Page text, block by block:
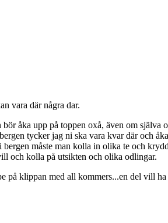
vara där några dar.
åka upp på toppen oxå, även om
tycker jag ni ska vara kvar där och
måste man kolla in olika te och
och kolla på utsikten och olika odlingar.
på klippan med all kommers...en del vill ha